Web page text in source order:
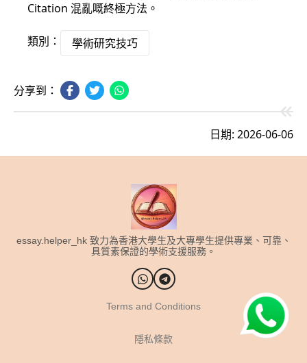
Citation 混亂嘅終極方法。
類別： 學術研究技巧
分享到：
日期: 2026-06-06
essay.helper_hk 致力為香港大學生及大專學生提供專業、可靠、
具質素保證的學術支援服務。
Terms and Conditions
隱私條款